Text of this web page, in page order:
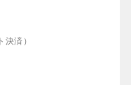
済）